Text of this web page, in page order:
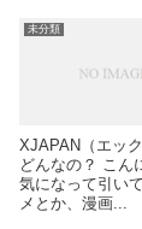
未分類
XJAPAN（エッ
どんなの？ こん
気になって引い
メとか、漫画...